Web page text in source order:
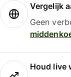
Vergelijk
Geen
Houd live